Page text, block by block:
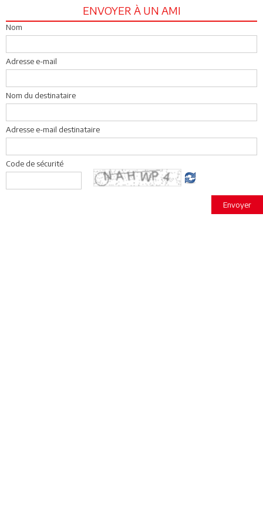
ENVOYER À UN AMI
Nom
Adresse e-mail
Nom du destinataire
Adresse e-mail destinataire
Code de sécurité
Envoyer